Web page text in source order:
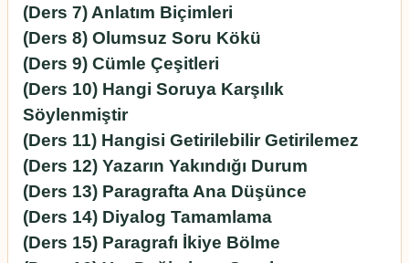
(Ders 7) Anlatım Biçimleri
(Ders 8) Olumsuz Soru Kökü
(Ders 9) Cümle Çeşitleri
(Ders 10) Hangi Soruya Karşılık
Söylenmiştir
(Ders 11) Hangisi Getirilebilir Getirilemez
(Ders 12) Yazarın Yakındığı Durum
(Ders 13) Paragrafta Ana Düşünce
(Ders 14) Diyalog Tamamlama
(Ders 15) Paragrafı İkiye Bölme